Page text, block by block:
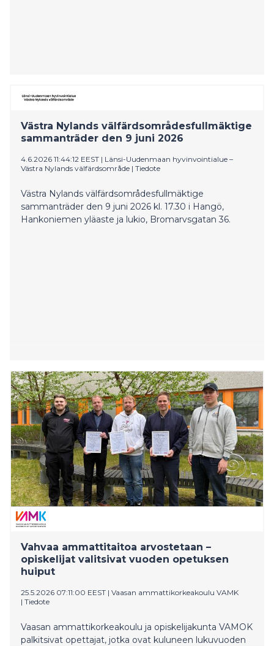
Västra Nylands välfärdsområdesfullmäktige
sammanträder den 9 juni 2026
4.6.2026 11:44:12 EEST | Länsi-Uudenmaan hyvinvointialue –
Västra Nylands välfärdsområde | Tiedote
Västra Nylands välfärdsområdesfullmäktige
sammanträder den 9 juni 2026 kl. 17.30 i Hangö,
Hankoniemen yläaste ja lukio, Bromarvsgatan 36.
Vahvaa ammattitaitoa arvostetaan –
opiskelijat valitsivat vuoden opetuksen
huiput
25.5.2026 07:11:00 EEST | Vaasan ammattikorkeakoulu VAMK
| Tiedote
Vaasan ammattikorkeakoulu ja opiskelijakunta VAMOK
palkitsivat opettajat, jotka ovat kuluneen lukuvuoden